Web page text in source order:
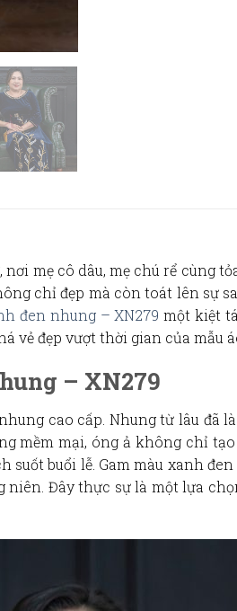
mẹ cô dâu, mẹ chú rể cùng
chỉ đẹp mà còn toát lên sự
đen nhung – XN279 một kiệt
vẻ đẹp vượt thời gian của mẫu
– XN279
cao cấp. Nhung từ lâu đã
mềm mại, óng ả không chỉ
buổi lễ. Gam màu xanh đen
Đây thực sự là một lựa